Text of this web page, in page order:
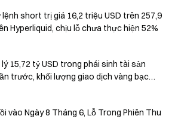
lệnh short trị giá 16,2 triệu USD trên 257,9
Hyperliquid, chịu lỗ chưa thực hiện 52%
15,72 tỷ USD trong phái sinh tài sản
trước, khối lượng giao dịch vàng bạc
vào Ngày 8 Tháng 6, Lỗ Trong Phiên Thu